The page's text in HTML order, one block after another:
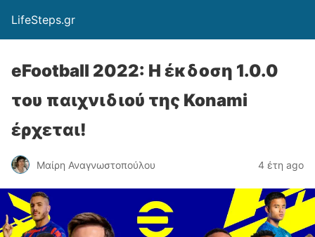
LifeSteps.gr
eFootball 2022: Η έκδοση 1.0.0
του παιχνιδιού της Konami
έρχεται!
Μαίρη Αναγνωστοπούλου 4 έτη ago